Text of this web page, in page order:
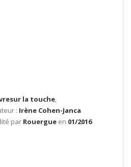
la touche,
: Irène Cohen-Janca
par Rouergue en 01/2016